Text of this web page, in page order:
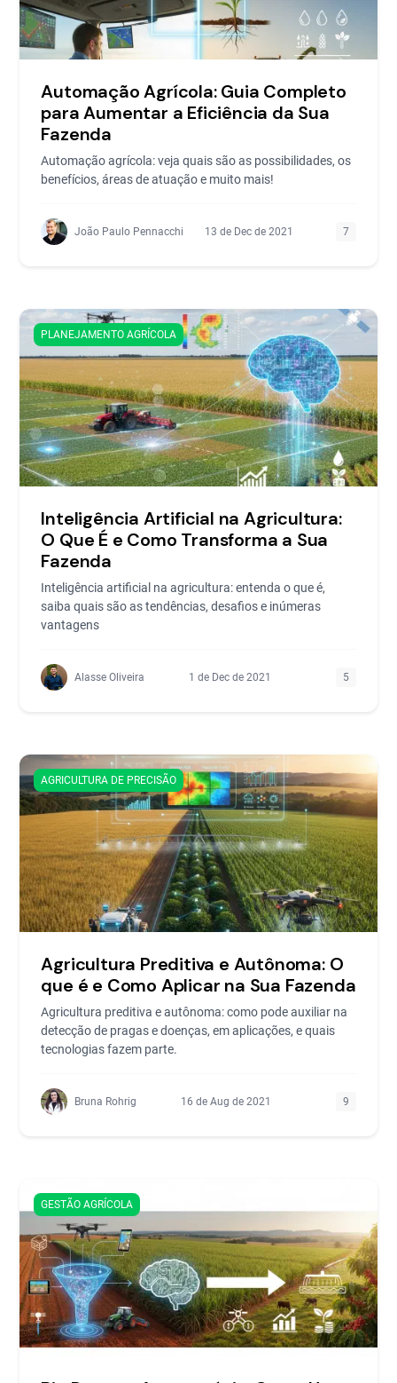
Automação Agrícola: Guia Completo
para Aumentar a Eficiência da Sua
Fazenda
Automação agrícola: veja quais são as possibilidades, os
benefícios, áreas de atuação e muito mais!
João Paulo Pennacchi 13 de Dec de 2021 7
PLANEJAMENTO AGRÍCOLA
Inteligência Artificial na Agricultura:
O Que É e Como Transforma a Sua
Fazenda
Inteligência artificial na agricultura: entenda o que é,
saiba quais são as tendências, desafios e inúmeras
vantagens
Alasse Oliveira 1 de Dec de 2021 5
AGRICULTURA DE PRECISÃO
Agricultura Preditiva e Autônoma: O
que é e Como Aplicar na Sua Fazenda
Agricultura preditiva e autônoma: como pode auxiliar na
detecção de pragas e doenças, em aplicações, e quais
tecnologias fazem parte.
Bruna Rohrig 16 de Aug de 2021 9
GESTÃO AGRÍCOLA